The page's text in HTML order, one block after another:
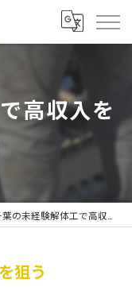
高収入を
の未経験解体工で高収入を狙う
狙う